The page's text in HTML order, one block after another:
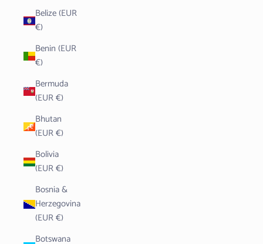
Belize (EUR
€)
Benin (EUR
€)
Bermuda
(EUR €)
Bhutan
(EUR €)
Bolivia
(EUR €)
Bosnia &
Herzegovina
(EUR €)
Botswana